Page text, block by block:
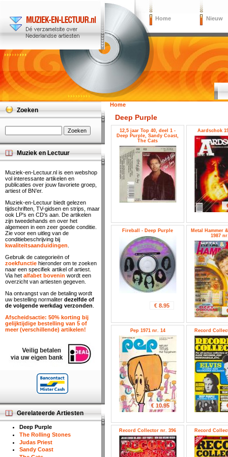
Home Nieuw
Home
Deep Purple
12,5 jaar Top 40, deel 1 -
Deep Purple, Sandy Coast,
The Cats
Aardschok
Fireball - Deep Purple
€ 8.95
Metal Hammer
1987
Pep 1971 nr. 14
€ 10.95
Record
Record Collector nr. 396 Record
Zoeken
Muziek en Lectuur
Muziek-en-Lectuur.nl is een webshop
vol interessante artikelen en
publicaties over jouw favoriete groep,
artiest of BN'er.
Muziek-en-Lectuur biedt gelezen
tijdschriften, TV-gidsen en strips, maar
ook LP's en CD's aan. De artikelen
zijn tweedehands en over het
algemeen in een zeer goede conditie.
Zie voor een uitleg van de
conditiebeschrijving bij
kwaliteitsaanduidingen
Gebruik de categorieën of
zoekfunctie hieronder om te zoeken
naar een specifiek artikel of artiest.
Via het alfabet bovenin wordt een
overzicht van artiesten gegeven.
Na ontvangst van de betaling wordt
uw bestelling normaliter dezelfde of
de volgende werkdag verzonden
Afscheidsactie: 50% korting bij
gelijktijdige bestelling van 5 of
meer (verschillende) artikelen!
Gerelateerde Artiesten
Deep Purple
The Rolling Stones
Judas Priest
Sandy Coast